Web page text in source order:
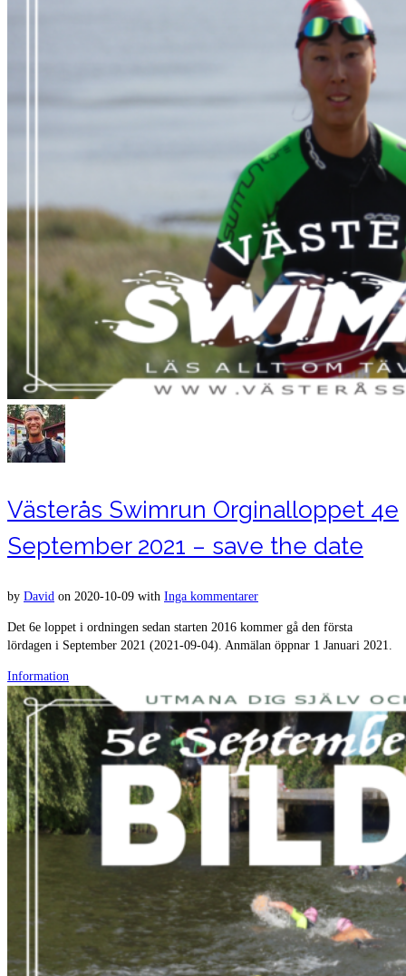
KONTAKT
Västerås Swimrun Orginalloppet 4e
September 2021 – save the date
by David on 2020-10-09 with Inga kommentarer
Det 6e loppet i ordningen sedan starten 2016 kommer gå den första
lördagen i September 2021 (2021-09-04). Anmälan öppnar 1 Januari 2021.
Information